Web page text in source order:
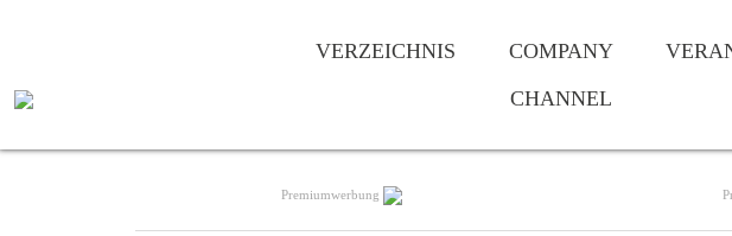
VERZEICHNIS
COMPANY
CHANNEL
Premiumwerbung